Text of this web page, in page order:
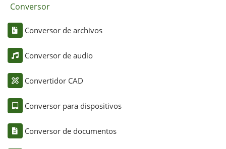
Conversor
Conversor de archivos
Conversor de audio
Convertidor CAD
Conversor para dispositivos
Conversor de documentos